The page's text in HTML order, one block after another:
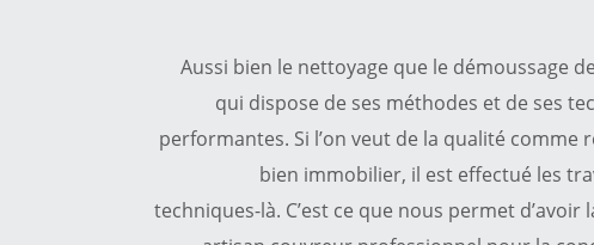
Aussi bien le nettoyage que le démoussage
qui dispose de ses méthodes et de ses
performantes. Si l’on veut de la qualité comme
bien immobilier, il est effectué les
techniques-là. C’est ce que nous permet d’avoir